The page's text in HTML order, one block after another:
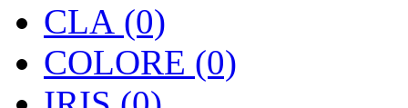
CLA (0)
COLORE (0)